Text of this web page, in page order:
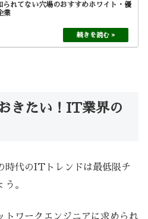
られてない穴場のおすすめホワイト・優
業
きたい！IT業界の
時代のITトレンドは最低限チ
。
トワークエンジニアに求められ